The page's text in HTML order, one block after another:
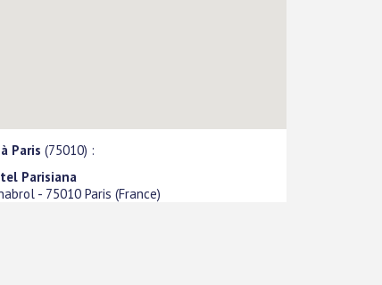
Paris (75010) :
Parisiana
- 75010 Paris (France)